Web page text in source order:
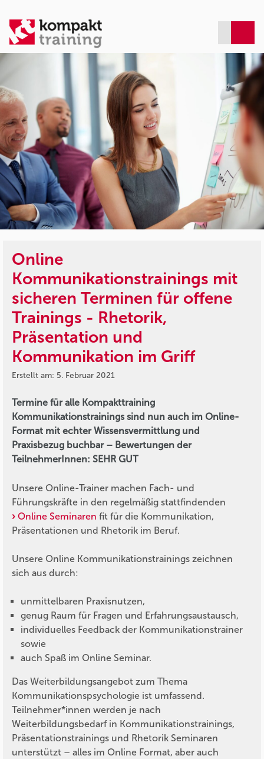
Online
Kommunikationstrainings mit
sicheren Terminen für offene
Trainings - Rhetorik,
Präsentation und
Kommunikation im Griff
Erstellt am: 5. Februar 2021
Termine für alle Kompakttraining
Kommunikationstrainings sind nun auch im Online-
Format mit echter Wissensvermittlung und
Praxisbezug buchbar – Bewertungen der
TeilnehmerInnen: SEHR GUT
Unsere Online-Trainer machen Fach- und
Führungskräfte in den regelmäßig stattfindenden
Online Seminaren fit für die Kommunikation,
Präsentationen und Rhetorik im Beruf.
Unsere Online Kommunikationstrainings zeichnen
sich aus durch:
unmittelbaren Praxisnutzen,
genug Raum für Fragen und Erfahrungsaustausch,
individuelles Feedback der Kommunikationstrainer
sowie
auch Spaß im Online Seminar.
Das Weiterbildungsangebot zum Thema
Kommunikationspsychologie ist umfassend.
Teilnehmer*innen werden je nach
Weiterbildungsbedarf in Kommunikationstrainings,
Präsentationstrainings und Rhetorik Seminaren
unterstützt – alles im Online Format, aber auch